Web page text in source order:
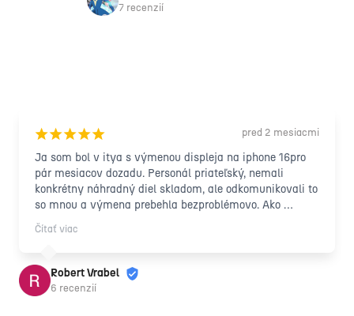
7 recenzií
¡¡¡¡¡ pred 2 mesiacmi
Ja som bol v itya s výmenou displeja na iphone 16pro
pár mesiacov dozadu. Personál priateľský, nemali
konkrétny náhradný diel skladom, ale odkomunikovali to
so mnou a výmena prebehla bezproblémovo. Ako
"bolestné" že to trvalo o deň viac skrz to, že spomínaný
náhradný diel nebol skladom som dostal ochranné sklo
Nakoľko jeden deň hore dole , aj tak by som to u nich
servisoval. Pomohli aj s dokumentáciou pre poisťovňu,
takže odporúčam 10/10.
Čítať viac
Robert Vrabel
6 recenzií